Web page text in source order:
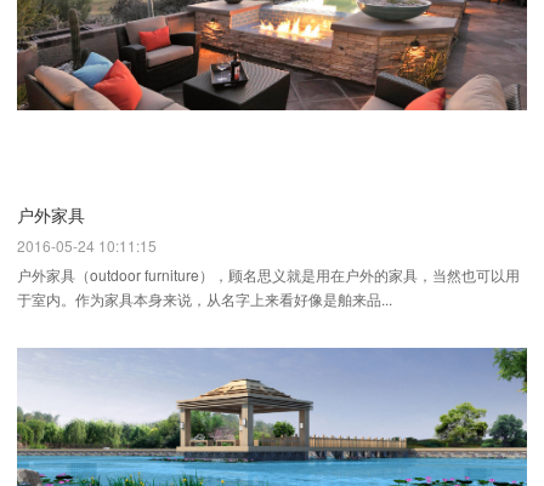
户外家具
2016-05-24 10:11:15
户外家具（outdoor furniture），顾名思义就是用在户外的家具，当然也可以用
于室内。作为家具本身来说，从名字上来看好像是舶来品...